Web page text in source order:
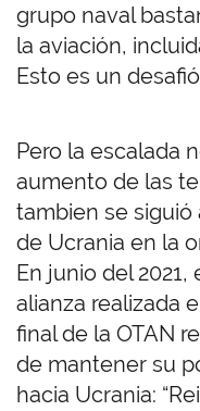
grupo naval
la aviación,
Esto es un
Pero la escalada
aumento de las
tambien se
de Ucrania en la
En junio del
alianza realizada
final de la OTAN
de mantener su
hacia Ucrania: